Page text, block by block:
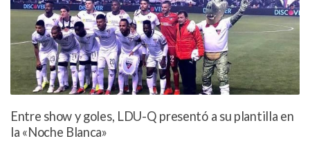
Entre show y goles, LDU-Q presentó a su plantilla en
la «Noche Blanca»